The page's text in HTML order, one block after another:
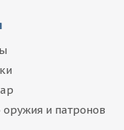
и патронов